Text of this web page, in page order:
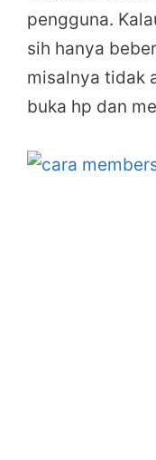
pengguna.
sih hanya
misalnya tidak
buka hp dan